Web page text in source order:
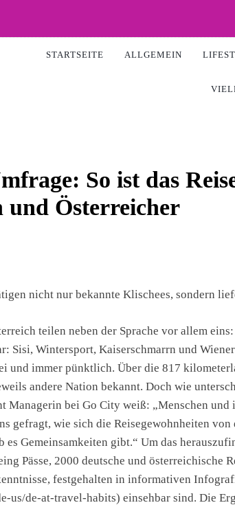
WOW-Air
STARTSEITE ALLGEMEIN
So ist das
und Österreicher
nicht nur bekannte Klischees, sondern
teilen neben der Sprache vor allem
Sisi, Wintersport, Kaiserschmarrn und
und immer pünktlich. Über die 817
andere Nation bekannt. Doch wie
Managerin bei Go City weiß: „Menschen
gefragt, wie sich die Reisegewohnheiten
es Gemeinsamkeiten gibt.“ Um das
Pässe, 2000 deutsche und österreichische
festgehalten in informativen
us/de-at-travel-habits) einsehbar sind. Die